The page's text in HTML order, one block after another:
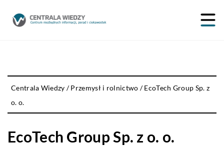
Centrala Wiedzy /Przemysł i rolnictwo /EcoTech Group Sp. z
o. o.
EcoTech Group Sp. z o. o.